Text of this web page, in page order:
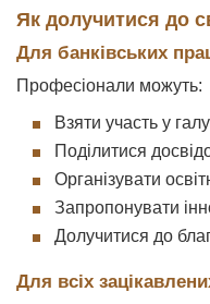
Як долучитися до
Для банківських
Професіонали можуть:
Взяти участь у
Поділитися
Організувати
Запропонувати
Долучитися до
Для всіх